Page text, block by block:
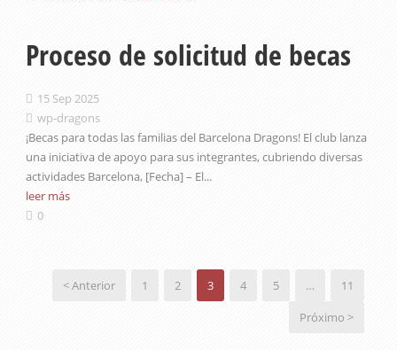
Proceso de solicitud de becas
15 Sep 2025
wp-dragons
¡Becas para todas las familias del Barcelona Dragons! El club lanza
una iniciativa de apoyo para sus integrantes, cubriendo diversas
actividades Barcelona, [Fecha] – El...
leer más
0
< Anterior 1 2 3 4 5 …
11
Próximo >